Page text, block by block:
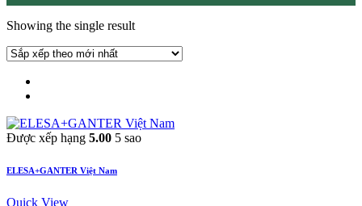
Showing the single result
Được xếp hạng 5.00 5 sao
ELESA+GANTER Việt Nam
Quick View